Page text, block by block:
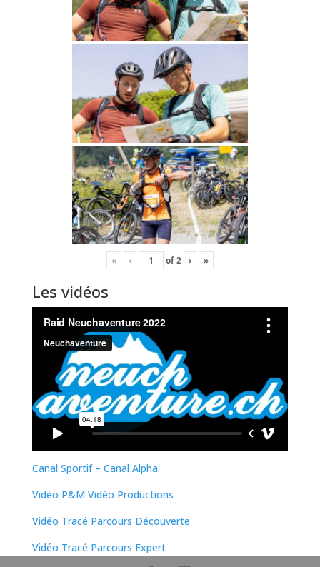
« ‹ of2 › »
Les vidéos
Canal Sportif – Canal Alpha
Vidéo P&M Vidéo Productions
Vidéo Tracé Parcours Découverte
Vidéo Tracé Parcours Expert